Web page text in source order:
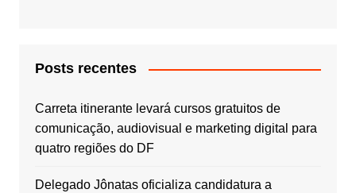
Posts recentes
Carreta itinerante levará cursos gratuitos de
comunicação, audiovisual e marketing digital para
quatro regiões do DF
Delegado Jônatas oficializa candidatura a